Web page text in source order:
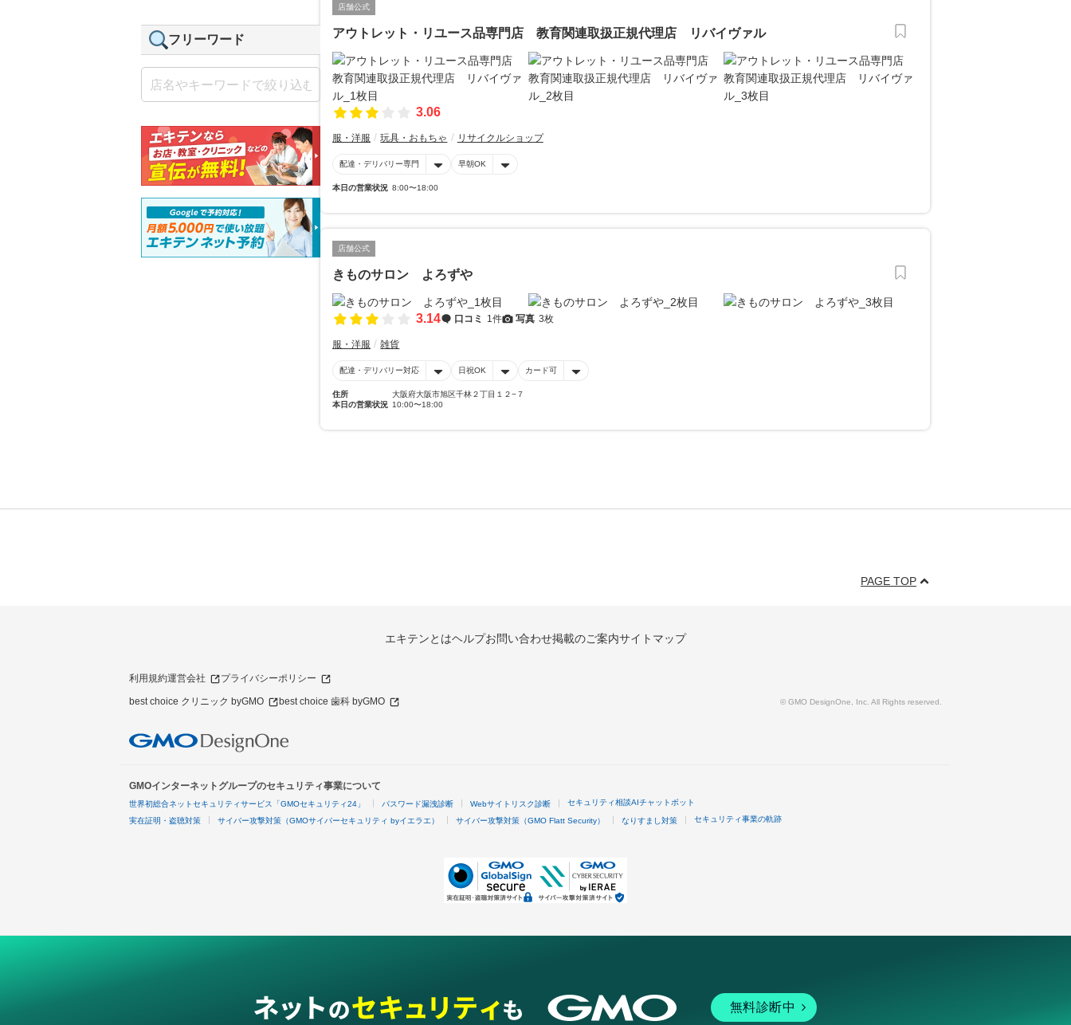
店舗公式
アウトレット・リユース品専門店 教育関連取扱正規代理店 リバイヴァル
3.06
服・洋服 玩具・おもちゃ リサイクルショップ
配達・デリバリー専門 早朝OK
本日の営業状況 8:00〜18:00
店舗公式
きものサロン よろずや
3.14 口コミ 1件 写真 3枚
服・洋服 雑貨
配達・デリバリー対応 日祝OK カード可
住所
大阪府大阪市旭区千林２丁目１２−７
本日の営業状況 10:00〜18:00
フリーワード
PAGE TOP
エキテンとはヘルプお問い合わせ掲載のご案内サイトマップ
利用規約運営会社 プライバシーポリシー
best choice クリニック byGMO best choice 歯科 byGMO © GMO DesignOne, Inc. All Rights reserved.
GMOインターネットグループのセキュリティ事業について
世界初総合ネットセキュリティサービス「GMOセキュリティ24」 パスワード漏洩診断 Webサイトリスク診断 セキュリティ相談AIチャットボット
実在証明・盗聴対策 サイバー攻撃対策（GMOサイバーセキュリティ byイエラエ） サイバー攻撃対策（GMO Flatt Security） なりすまし対策 セキュリティ事業の軌跡
無料診断中